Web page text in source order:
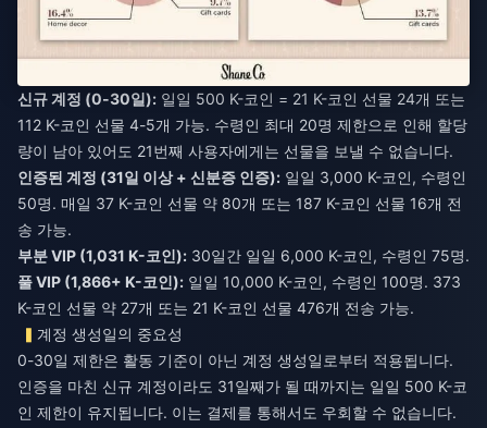
신규 계정 (0-30일): 일일 500 K-코인 = 21 K-코인 선물 24개 또는
112 K-코인 선물 4-5개 가능. 수령인 최대 20명 제한으로 인해 할당
량이 남아 있어도 21번째 사용자에게는 선물을 보낼 수 없습니다.
인증된 계정 (31일 이상 + 신분증 인증): 일일 3,000 K-코인, 수령인
50명. 매일 37 K-코인 선물 약 80개 또는 187 K-코인 선물 16개 전
송 가능.
부분 VIP (1,031 K-코인): 30일간 일일 6,000 K-코인, 수령인 75명.
풀 VIP (1,866+ K-코인): 일일 10,000 K-코인, 수령인 100명. 373
K-코인 선물 약 27개 또는 21 K-코인 선물 476개 전송 가능.
계정 생성일의 중요성
0-30일 제한은 활동 기준이 아닌 계정 생성일로부터 적용됩니다.
인증을 마친 신규 계정이라도 31일째가 될 때까지는 일일 500 K-코
인 제한이 유지됩니다. 이는 결제를 통해서도 우회할 수 없습니다.